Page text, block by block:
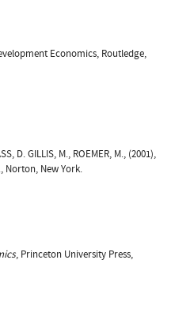
Economics, Routledge,
D. GILLIS, M., ROEMER, M., (2001),
Norton, New York.
, Princeton University Press,